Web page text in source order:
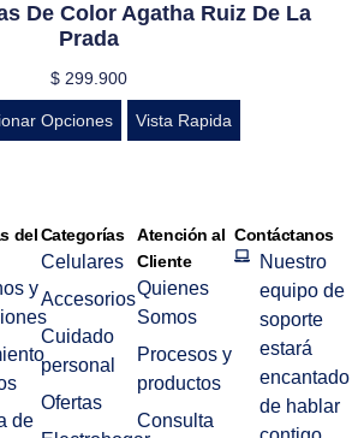
De Color Agatha Ruiz De La
Prada
$ 299.900
Opciones Vista Rapida
del
y
de
Categorías
Celulares
Accesorios
Cuidado
personal
Ofertas
Atención al
Cliente
Quienes
Somos
Procesos y
productos
Consulta
Contáctanos
Nuestro
equipo de
soporte
estará
encantado
de hablar